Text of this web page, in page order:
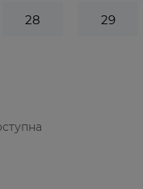
28 29